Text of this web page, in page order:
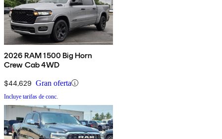
2026 RAM 1500 Big Horn
Crew Cab 4WD
$44,629 Gran oferta
Incluye tarifas de conc.